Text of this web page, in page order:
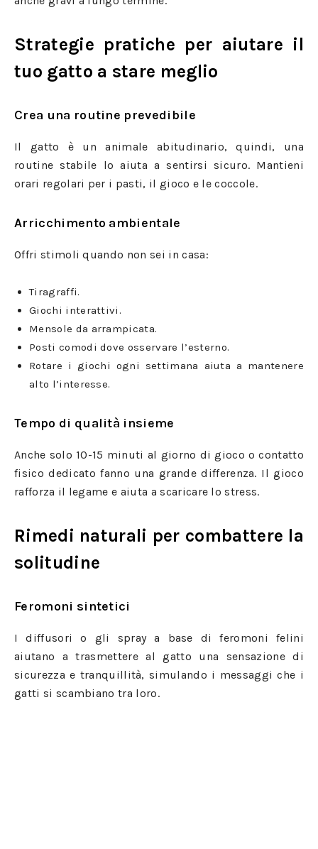
Strategie pratiche per aiutare il
tuo gatto a stare meglio
Crea una routine prevedibile
Il gatto è un animale abitudinario, quindi, una
routine stabile lo aiuta a sentirsi sicuro. Mantieni
orari regolari per i pasti, il gioco e le coccole.
Arricchimento ambientale
Offri stimoli quando non sei in casa:
Tiragraffi.
Giochi interattivi.
Mensole da arrampicata.
Posti comodi dove osservare l’esterno.
Rotare i giochi ogni settimana aiuta a mantenere
alto l’interesse.
Tempo di qualità insieme
Anche solo 10-15 minuti al giorno di gioco o contatto
fisico dedicato fanno una grande differenza. Il gioco
rafforza il legame e aiuta a scaricare lo stress.
Rimedi naturali per combattere la
solitudine
Feromoni sintetici
I diffusori o gli spray a base di feromoni felini
aiutano a trasmettere al gatto una sensazione di
sicurezza e tranquillità, simulando i messaggi che i
gatti si scambiano tra loro.